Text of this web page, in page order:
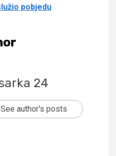
pobjedu
24
See author's posts